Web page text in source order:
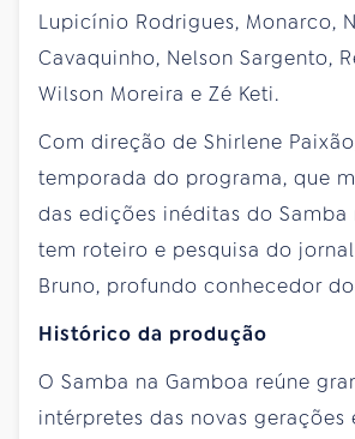
Lupicínio Rodrigues, Monarco,
Cavaquinho, Nelson Sargento,
Wilson Moreira e Zé Keti.
Com direção de Shirlene
temporada do programa, que
das edições inéditas do Samba
tem roteiro e pesquisa do
Bruno, profundo conhecedor
Histórico da produção
O Samba na Gamboa reúne
intérpretes das novas gerações